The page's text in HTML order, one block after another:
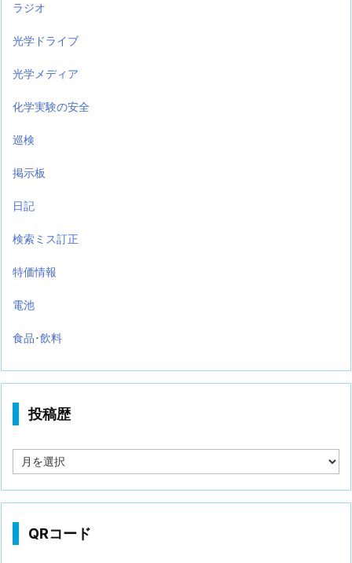
ラジオ
光学ドライブ
光学メディア
化学実験の安全
巡検
掲示板
日記
検索ミス訂正
特価情報
電池
食品･飲料
投稿歴
稿
QRコード